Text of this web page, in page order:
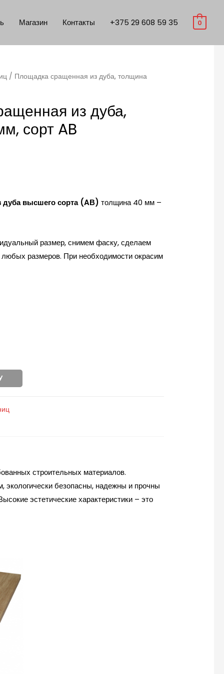
Магазин Контакты +375 29 608 59 35 0
/ Площадка сращенная из дуба, толщина
из дуба,
сорт AB
высшего сорта (AВ) толщина 40 мм –
размер, снимем фаску, сделаем
любых размеров. При необходимости окрасим
строительных материалов.
безопасны, надежны и прочны
эстетические характеристики – это